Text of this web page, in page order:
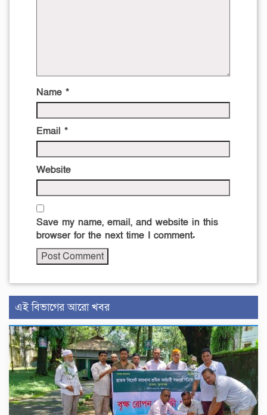
Name *
Email *
Website
Save my name, email, and website in this
browser for the next time I comment.
এই বিভাগের আরো খবর